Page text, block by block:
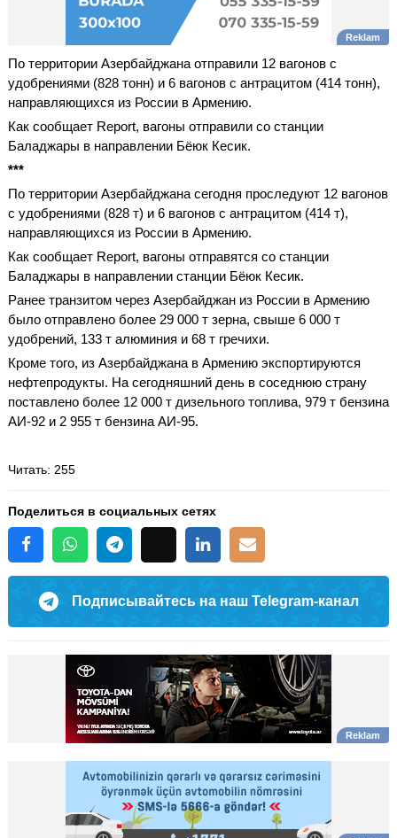
По территории Азербайджана отправили 12 вагонов с
удобрениями (828 тонн) и 6 вагонов с антрацитом (414 тонн),
направляющихся из России в Армению.
Как сообщает Report, вагоны отправили со станции
Баладжары в направлении Бёюк Кесик.
***
По территории Азербайджана сегодня проследуют 12 вагонов
с удобрениями (828 т) и 6 вагонов с антрацитом (414 т),
направляющихся из России в Армению.
Как сообщает Report, вагоны отправятся со станции
Баладжары в направлении станции Бёюк Кесик.
Ранее транзитом через Азербайджан из России в Армению
было отправлено более 29 000 т зерна, свыше 6 000 т
удобрений, 133 т алюминия и 68 т гречихи.
Кроме того, из Азербайджана в Армению экспортируются
нефтепродукты. На сегодняшний день в соседнюю страну
поставлено более 12 000 т дизельного топлива, 979 т бензина
АИ-92 и 2 955 т бензина АИ-95.
Читать: 255
Поделиться в социальных сетях
Подписывайтесь на наш Telegram-канал